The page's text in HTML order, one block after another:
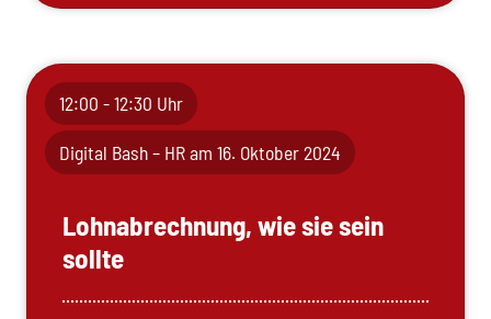
12:00 - 12:30 Uhr
Digital Bash – HR am 16. Oktober 2024
Lohnabrechnung, wie sie sein
sollte